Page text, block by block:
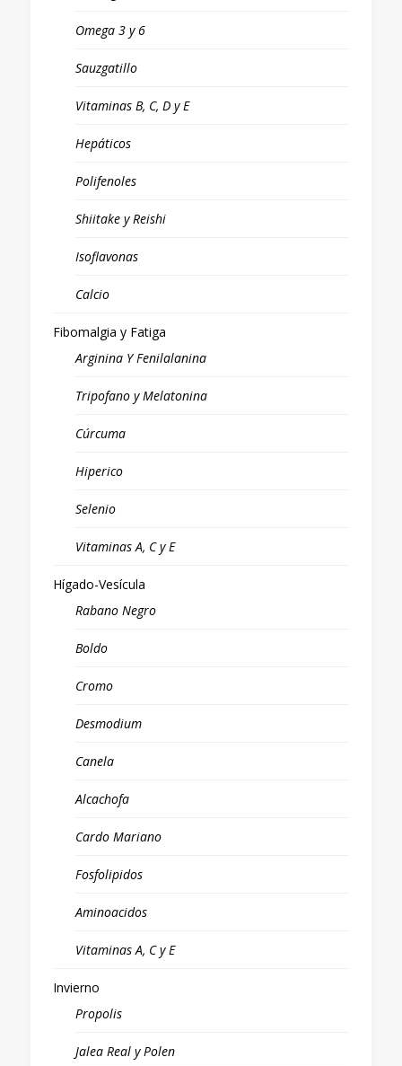
Omega 3 y 6
Sauzgatillo
Vitaminas B, C, D y E
Hepáticos
Polifenoles
Shiitake y Reishi
Isoflavonas
Calcio
Fibomalgia y Fatiga
Arginina Y Fenilalanina
Tripofano y Melatonina
Cúrcuma
Hiperico
Selenio
Vitaminas A, C y E
Hígado-Vesícula
Rabano Negro
Boldo
Cromo
Desmodium
Canela
Alcachofa
Cardo Mariano
Fosfolipidos
Aminoacidos
Vitaminas A, C y E
Invierno
Propolis
Jalea Real y Polen